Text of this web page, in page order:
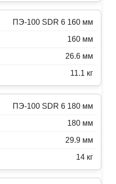
ПЭ-100 SDR 6 160 мм
160 мм
26.6 мм
11.1 кг
ПЭ-100 SDR 6 180 мм
180 мм
29.9 мм
14 кг